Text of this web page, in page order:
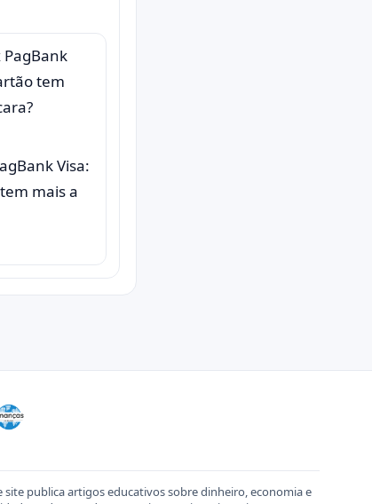
Visa:
mais a
publica artigos educativos sobre dinheiro, economia e